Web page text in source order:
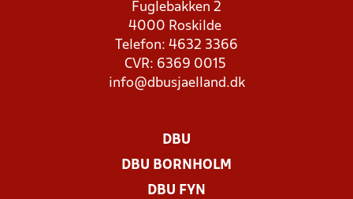
Fuglebakken 2
4000 Roskilde
Telefon: 4632 3366
CVR: 6369 0015
info@dbusjaelland.dk
DBU
DBU BORNHOLM
DBU FYN